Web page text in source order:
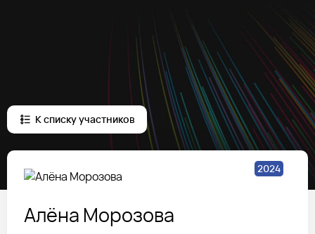
К списку участников
2024
Алёна Морозова